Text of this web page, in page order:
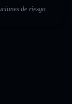
de riesgo